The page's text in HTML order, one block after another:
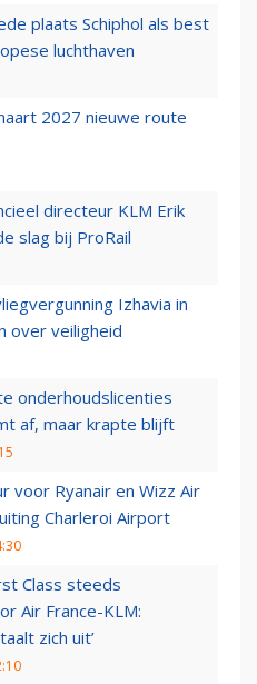
plaats Schiphol als best
luchthaven
2027 nieuwe route
directeur KLM Erik
slag bij ProRail
Izhavia in
over veiligheid
onderhoudslicenties
af, maar krapte blijft
voor Ryanair en Wizz Air
Charleroi Airport
Class steeds
Air France-KLM:
zich uit’